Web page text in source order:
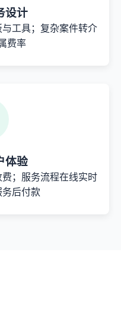
设计
工具；复杂案件转介
费率
体验
；服务流程在线实时
后付款